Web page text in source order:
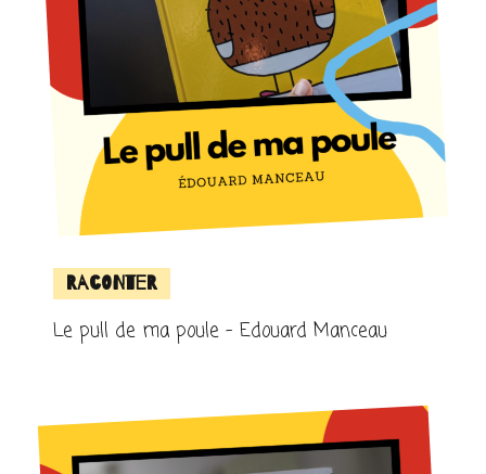
Raconter
Le pull de ma poule – Edouard Manceau